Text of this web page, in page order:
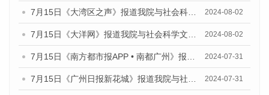
7月15日《大湾区之声》报道我院与社会科学文献出版社联合发布《广州蓝皮书：广州社会发展报告(2024)》的媒体文章 2024-08-02
7月15日《大洋网》报道我院与社会科学文献出版社联合发布《广州蓝皮书：广州社会发展报告(2024)》的媒体文章 2024-08-02
7月15日《南方都市报APP • 南都广州》报道我院与社会科学文献出版社联合发布《广州蓝皮书：广州社会发展报告(2024)》的媒体文章 2024-07-31
7月15日《广州日报新花城》报道我院与社会科学文献出版社联合发布《广州蓝皮书：广州社会发展报告(2024)》的媒体文章 2024-07-31